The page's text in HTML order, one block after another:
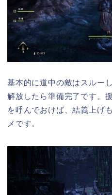
基本的に道中の敵はスルー
解放したら準備完了です。
を呼んでおけば、結義上げ
メです。